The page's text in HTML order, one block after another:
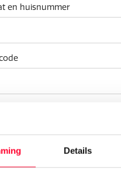
Details
en huisnummer